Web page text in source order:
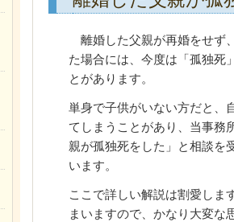
離婚した父親が再婚をせず
た場合には、今度は「孤独死
とがあります。
単身で子供がいない方だと、
てしまうことがあり、当事務
親が孤独死をした」と相談を
います。
ここで詳しい解説は割愛しま
まいますので、かなり大変な